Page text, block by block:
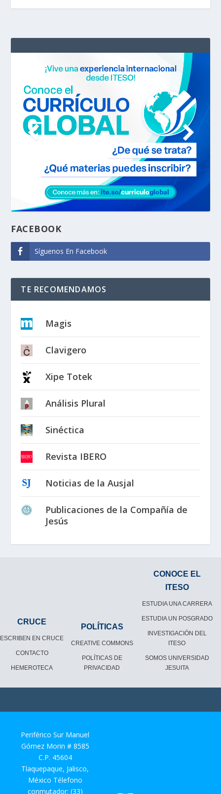
FACEBOOK
Síguenos En Facebook
TE RECOMENDAMOS
Magis
Clavigero
Xipe Totek
Análisis Plural
Sinéctica
Revista IBERO
Noticias de la Ausjal
Publicaciones de la Compañía de
Jesús
CRUCE
ESCRIBEN EN CRUCE
CONTACTO
HEMEROTECA
POLÍTICAS
CREATIVE COMMONS
POLÍTICAS DE
PRIVACIDAD
CONOCE EL
ITESO
ESTUDIA UNA CARRERA
ESTUDIA UN POSGRADO
INVESTIGACIÓN DEL
ITESO
SOMOS UNIVERSIDAD
JESUITA
Periférico Sur Manuel
Gómez Morin # 8585
C.P. 45604
Tlaquepaque, Jalisco,
México Télefono
conmutador: (33)